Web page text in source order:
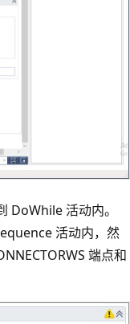
DoWhile 活动内。
活动内，然
端点和